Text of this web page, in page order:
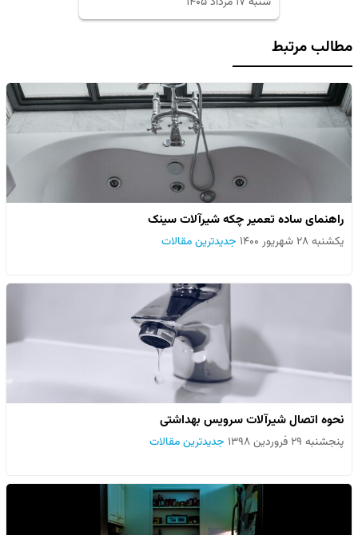
مطالب مرتبط
راهنمای ساده تعمیر چکه شیرآلات سینک
یکشنبه ۲۸ شهریور ۱۴۰۰ جدیدترین مقالات
نحوه اتصال شیرآلات سرویس بهداشتی
پنجشنبه ۲۹ فروردین ۱۳۹۸ جدیدترین مقالات